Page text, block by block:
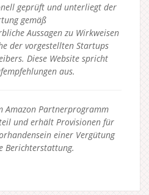
geprüft und unterliegt der
gemäß
Aussagen zu Wirkweisen
der vorgestellten Startups
Diese Website spricht
aus.
Amazon Partnerprogramm
und erhält Provisionen für
einer Vergütung
Berichterstattung.